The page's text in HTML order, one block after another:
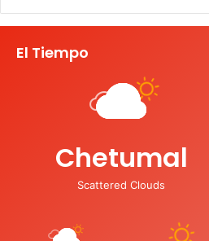
El Tiempo
Chetumal
Scattered Clouds